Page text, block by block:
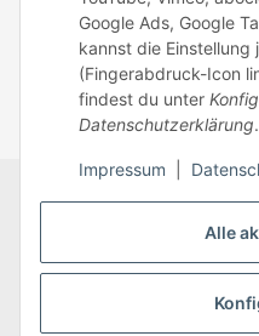
Alle
Google Ads, Google
kannst die Einstellung
(Fingerabdruck-Icon
findest du unter
Datenschutzerklärung.
Impressum
Zum Kontakt
Datenschutz AGB